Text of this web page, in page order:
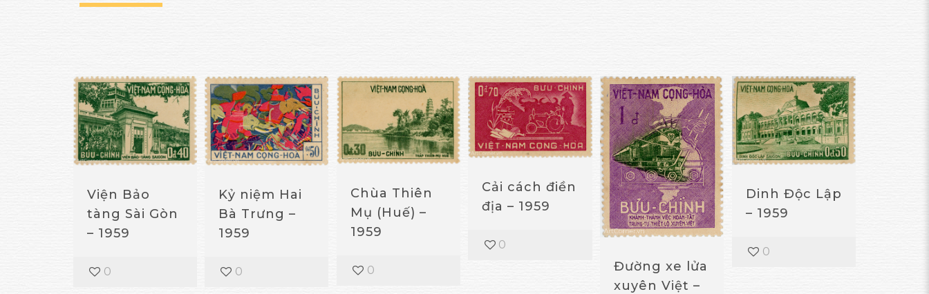
Viện Bảo
tàng Sài Gòn
– 1959
0
Kỷ niệm Hai
Bà Trưng –
1959
0
Chùa Thiên
Mụ (Huế) –
1959
0
Cải cách điền
địa – 1959
0
Đường xe lửa
xuyên Việt –
Dinh Độc Lập
– 1959
0